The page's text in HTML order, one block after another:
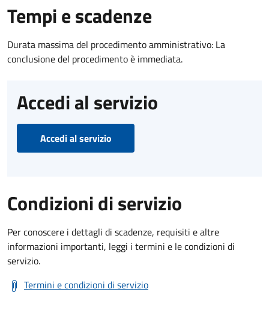
Tempi e scadenze
Durata massima del procedimento amministrativo: La
conclusione del procedimento è immediata.
Accedi al servizio
Accedi al servizio
Condizioni di servizio
Per conoscere i dettagli di scadenze, requisiti e altre
informazioni importanti, leggi i termini e le condizioni di
servizio.
Termini e condizioni di servizio